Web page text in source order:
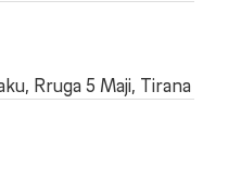
Rruga 5 Maji, Tirana